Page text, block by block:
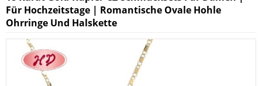
Für Hochzeitstage | Romantische Ovale Hohle
Ohrringe Und Halskette